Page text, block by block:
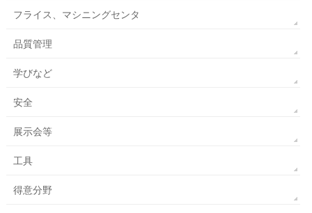
フライス、マシニングセンタ
品質管理
学びなど
安全
展示会等
工具
得意分野